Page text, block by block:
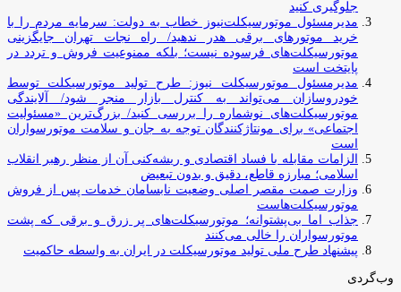
جلوگیری کنید
مدیرمسئول موتورسیکلت‌نیوز خطاب به دولت: سرمایه مردم را با
خرید موتورهای برقی هدر ندهید/ راه نجات تهران جایگزینی
موتورسیکلت‌های فرسوده نیست؛ بلکه ممنوعیت فروش و تردد در
پایتخت است
مدیرمسئول موتورسیکلت نیوز: طرح تولید موتورسیکلت توسط
خودروسازان می‌تواند به کنترل بازار منجر شود/ آلایندگی
موتورسیکلت‌های نوشماره را بررسی کنید/ بزرگ‌ترین «مسئولیت
اجتماعی» برای مونتاژکنندگان توجه به جان و سلامت موتورسواران
است
الزامات مقابله با فساد اقتصادی و ریشه‌کنی آن از منظر رهبر انقلاب
اسلامی؛ مبارزه قاطع، دقیق و بدون تبعیض
وزارت صمت مقصر اصلی وضعیت نابسامان خدمات پس از فروش
موتورسیکلت‌هاست
جذاب اما بی‌پشتوانه؛ موتورسیکلت‌های پر زرق‌ و برقی که پشت
موتورسواران را خالی می‌کنند
پیشنهاد طرح ملی تولید موتورسیکلت در ایران به واسطه حاکمیت
وب‌گردی